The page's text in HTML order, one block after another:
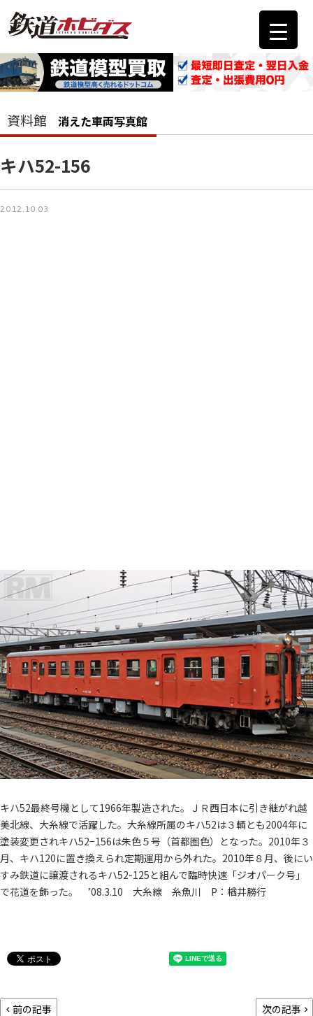
資料館 消えた車両写真館
キハ52-156
2012.10.03
キハ52最終号機として1966年製造された。ＪＲ西日本に引き継がれ越
美北線、大糸線で活躍した。大糸線所属のキハ52は３輌とも2004年に
塗装変更されキハ52−156は朱色５号（首都圏色）となった。2010年３
月、キハ120に置き換えられ定期運用から外れた。2010年８月、後にい
すみ鉄道に譲渡されるキハ52-125と組んで臨時快速「ジオパーク号」
で花道を飾った。 ’08.3.10 大糸線 糸魚川 P：楢井勝行
前の記事 次の記事